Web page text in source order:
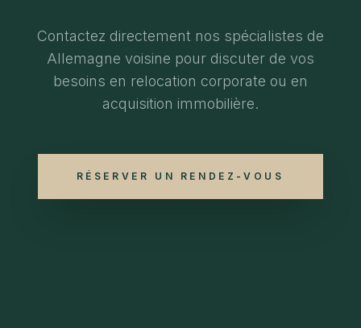
Contactez directement nos spécialistes de
Allemagne voisine pour discuter de vos
besoins en relocation corporate ou en
acquisition immobilière.
RÉSERVER UN RENDEZ-VOUS